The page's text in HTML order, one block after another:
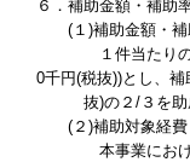
６．補助金額・補助
( １ )補助金額・
１件当たりの
0千円(税抜))とし、
抜)の２ / ３を助
( ２ )補助対象経費
本事業における